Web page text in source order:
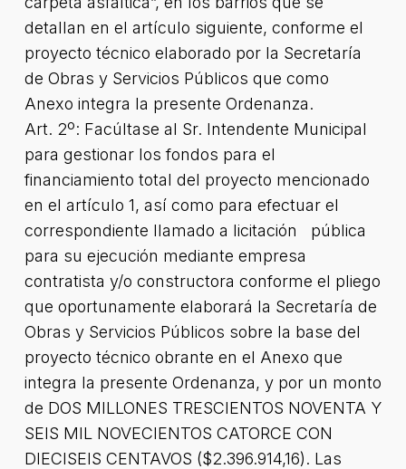
detallan en el artículo siguiente, conforme el
proyecto técnico elaborado por la Secretaría
de Obras y Servicios Públicos que como
Anexo integra la presente Ordenanza.
Art. 2º: Facúltase al Sr. Intendente Municipal
para gestionar los fondos para el
financiamiento total del proyecto mencionado
en el artículo 1, así como para efectuar el
correspondiente llamado a licitación pública
para su ejecución mediante empresa
contratista y/o constructora conforme el pliego
que oportunamente elaborará la Secretaría de
Obras y Servicios Públicos sobre la base del
proyecto técnico obrante en el Anexo que
integra la presente Ordenanza, y por un monto
de DOS MILLONES TRESCIENTOS NOVENTA Y
SEIS MIL NOVECIENTOS CATORCE CON
DIECISEIS CENTAVOS ($2.396.914,16). Las